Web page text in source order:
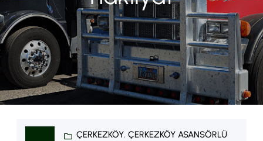
ÇERKEZKÖY, ÇERKEZKÖY ASANSÖRLÜ